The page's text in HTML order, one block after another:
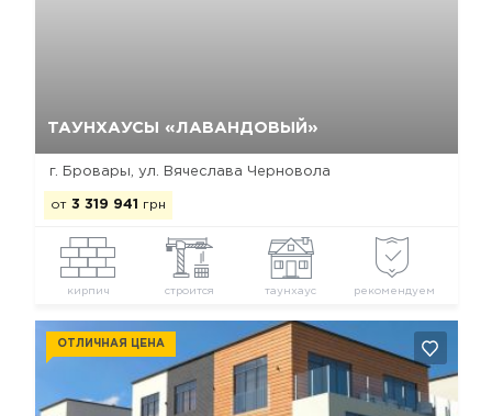
ТАУНХАУСЫ «ЛАВАНДОВЫЙ»
г. Бровары, ул. Вячеслава Черновола
от 3 319 941 грн
кирпич строится таунхаус рекомендуем
ОТЛИЧНАЯ ЦЕНА